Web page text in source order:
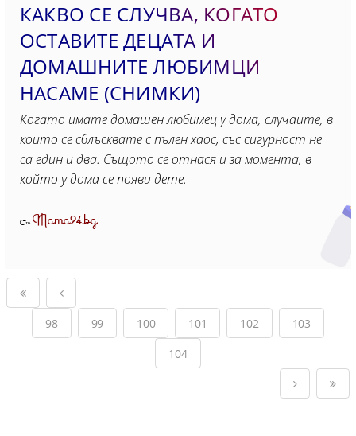
КАКВО СЕ СЛУЧВА, КОГАТО
ОСТАВИТЕ ДЕЦАТА И
ДОМАШНИТЕ ЛЮБИМЦИ
НАСАМЕ (СНИМКИ)
Когато имате домашен любимец у дома, случаите, в
които се сблъсквате с пълен хаос, със сигурност не
са един и два. Същото се отнася и за момента, в
който у дома се появи дете.
ОтMama24.bg
98 99 100 101 102
103
104